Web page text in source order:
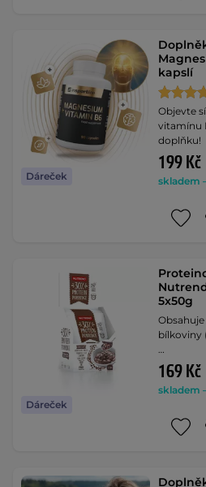
Dáreček
kapslí
Objevte
vitamínu
doplňku!
199 Kč
skladem
Dáreček
5x50g
bílkoviny
…
169 Kč
skladem